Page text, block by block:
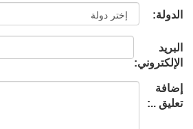
الدولة:
البريد
الإلكتروني:
إضافة
تعليق ..: